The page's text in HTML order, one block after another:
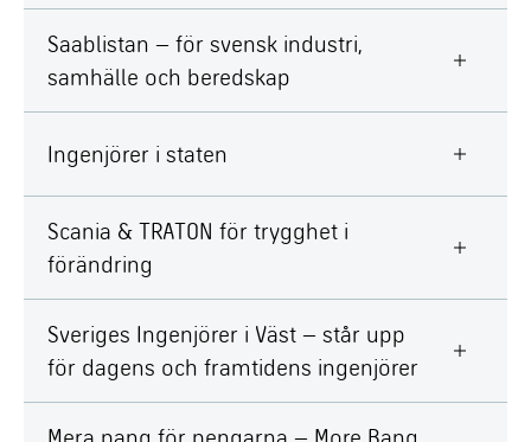
Saablistan – för svensk industri,
samhälle och beredskap
Ingenjörer i staten
Scania & TRATON för trygghet i
förändring
Sveriges Ingenjörer i Väst – står upp
för dagens och framtidens ingenjörer